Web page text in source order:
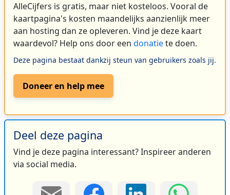
AlleCijfers is gratis, maar niet kosteloos. Vooral de
kaartpagina's kosten maandelijks aanzienlijk meer
aan hosting dan ze opleveren. Vind je deze kaart
waardevol? Help ons door een donatiete doen.
Deze pagina bestaat dankzij steun van gebruikers zoals jij.
Doneer en help mee
Deel deze pagina
Vind je deze pagina interessant? Inspireer anderen
via social media.